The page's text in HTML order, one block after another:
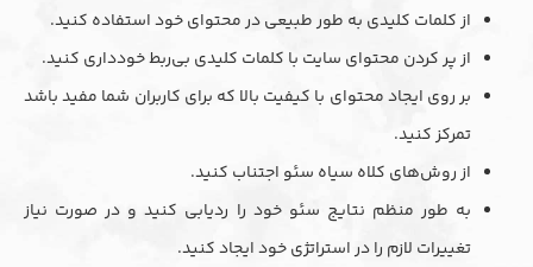
از کلمات کلیدی به طور طبیعی در محتوای خود استفاده کنید.
از پر کردن محتوای سایت با کلمات کلیدی بی‌ربط خودداری کنید.
بر روی ایجاد محتوای با کیفیت بالا که برای کاربران شما مفید باشد
تمرکز کنید.
از روش‌های کلاه سیاه سئو اجتناب کنید.
به طور منظم نتایج سئو خود را ردیابی کنید و در صورت نیاز
تغییرات لازم را در استراتژی خود ایجاد کنید.